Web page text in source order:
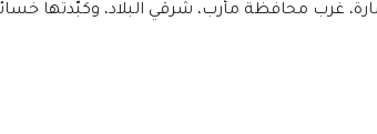
غرب محافظة مأرب، شرقي البلاد، وكبّدتها